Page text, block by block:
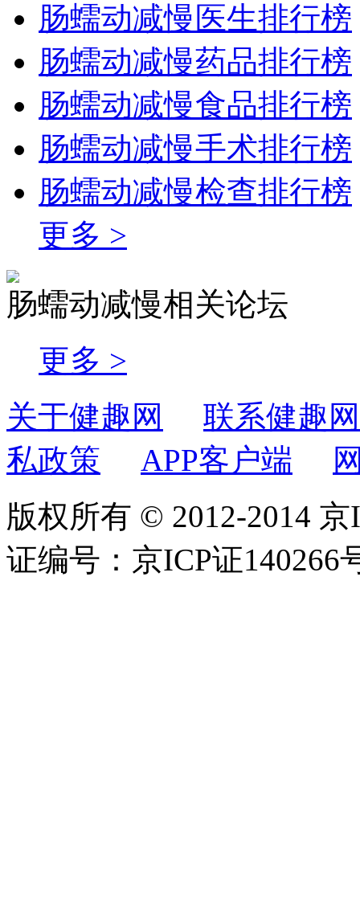
肠蠕动减慢医生排行榜
肠蠕动减慢药品排行榜
肠蠕动减慢食品排行榜
肠蠕动减慢手术排行榜
肠蠕动减慢检查排行榜
更多 >
肠蠕动减慢相关论坛
更多 >
关于健趣网
联系健趣网
私政策
APP客户端
版权所有 © 2012-2014
证编号：京ICP证140266